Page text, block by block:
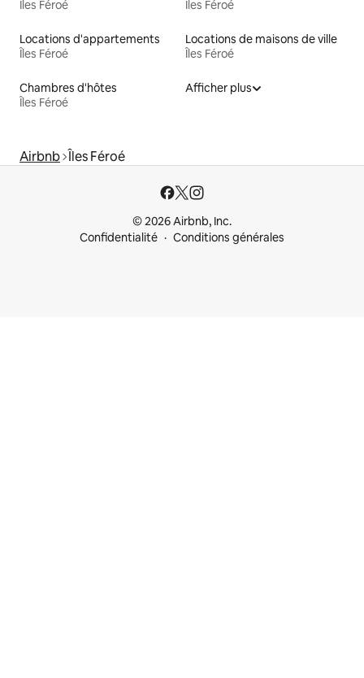
Îles Féroé Îles Féroé
Locations d'appartements
Îles Féroé
Locations de maisons de ville
Îles Féroé
Chambres d'hôtes
Îles Féroé
Afficher plus
Airbnb Îles Féroé
© 2026 Airbnb, Inc.
Confidentialité
Conditions générales